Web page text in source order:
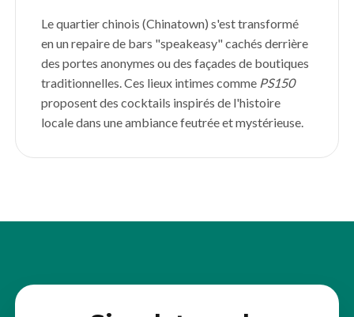
Le quartier chinois (Chinatown) s'est transformé
en un repaire de bars "speakeasy" cachés derrière
des portes anonymes ou des façades de boutiques
traditionnelles. Ces lieux intimes comme PS150
proposent des cocktails inspirés de l'histoire
locale dans une ambiance feutrée et mystérieuse.